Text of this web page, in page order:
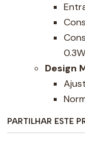
0.3W
Design
PARTILHAR ESTE